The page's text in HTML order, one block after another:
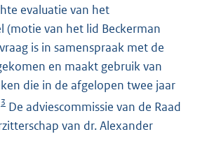
evaluatie van het
(motie van het lid Beckerman
is in samenspraak met de
en maakt gebruik van
die in de afgelopen twee jaar
3 De adviescommissie van de Raad
van dr. Alexander